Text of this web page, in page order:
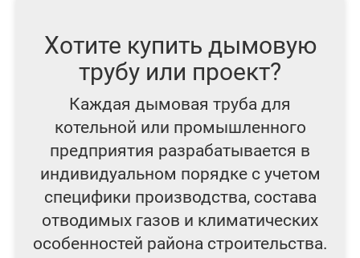
Хотите купить дымовую
трубу или проект?
Каждая дымовая труба для
котельной или промышленного
предприятия разрабатывается в
индивидуальном порядке с учетом
специфики производства, состава
отводимых газов и климатических
особенностей района строительства.